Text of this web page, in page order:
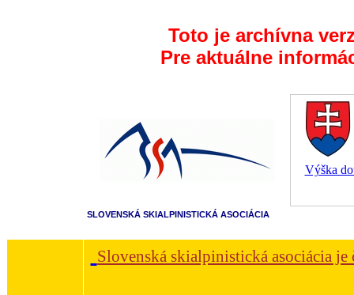
Toto je archívna
Pre aktuálne
Výška
SLOVENSKÁ SKIALPINISTICKÁ ASOCIÁCIA
Slovenská skialpinistická asociácia